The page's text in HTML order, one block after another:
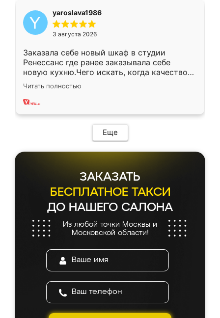
yaroslava1986
3 августа 2026
Заказала себе новый шкаф в студии
Ренессанс где ранее заказывала себе
новую кухню.Чего искать, когда качеством
вполне довольна. Служит кухня уже почти
два года, нареканий нет.
Читать полностью
Еще
ЗАКАЗАТЬ
БЕСПЛАТНОЕ ТАКСИ
ДО НАШЕГО САЛОНА
Из любой точки Москвы и
Московской области!